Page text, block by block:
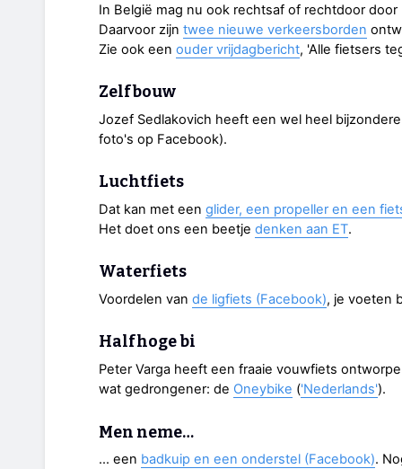
In België mag nu ook rechtsaf of rechtdoor
Daarvoor zijn twee nieuwe verkeersborden
Zie ook een ouder vrijdagbericht, 'Alle fietsers
Zelfbouw
Jozef Sedlakovich heeft een wel heel
foto's op Facebook).
Luchtfiets
Dat kan met een glider, een propeller en een
Het doet ons een beetje denken aan ET.
Waterfiets
Voordelen van de ligfiets (Facebook), je voeten
Halfhoge bi
Peter Varga heeft een fraaie vouwfiets
wat gedrongener: de Oneybike ('Nederlands').
Men neme…
… een badkuip en een onderstel (Facebook).